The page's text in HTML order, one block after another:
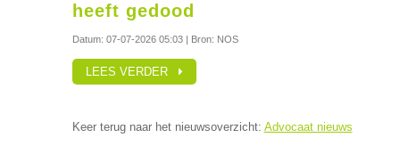
heeft gedood
Datum: 07-07-2026 05:03| Bron: NOS
LEES VERDER
Keer terug naar het nieuwsoverzicht: Advocaat nieuws